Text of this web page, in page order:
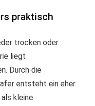
praktisch
trocken oder
liegt
Durch die
entsteht ein eher
kleine